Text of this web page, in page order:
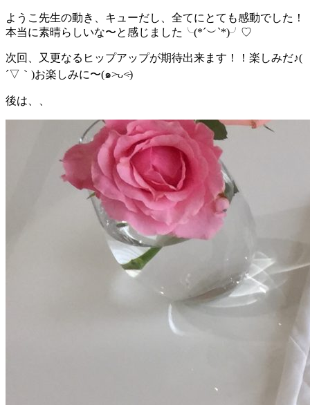
ようこ先生の動き、キューだし、全てにとても感動でした！
本当に素晴らしいな〜と感じました╰(*´︶`*)╯♡
次回、又更なるヒップアップが期待出来ます！！楽しみだ♪(
´▽｀)お楽しみに〜(๑˃̵ᴗ˂̵)
後は、、